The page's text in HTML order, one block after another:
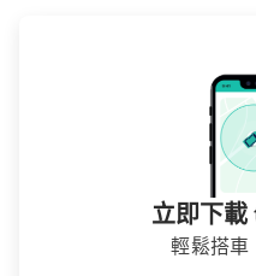
立即下
輕鬆搭車